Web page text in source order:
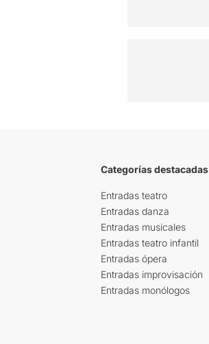
Categorías destacadas
Entradas teatro
Entradas danza
Entradas musicales
Entradas teatro infantil
Entradas ópera
Entradas improvisación
Entradas monólogos